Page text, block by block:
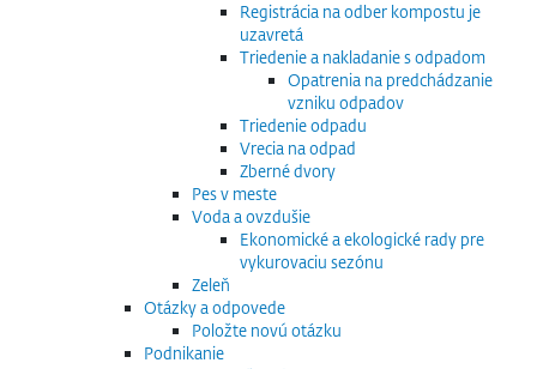
Registrácia na odber kompostu je
uzavretá
Triedenie a nakladanie s odpadom
Opatrenia na predchádzanie
vzniku odpadov
Triedenie odpadu
Vrecia na odpad
Zberné dvory
Pes v meste
Voda a ovzdušie
Ekonomické a ekologické rady pre
vykurovaciu sezónu
Zeleň
Otázky a odpovede
Položte novú otázku
Podnikanie